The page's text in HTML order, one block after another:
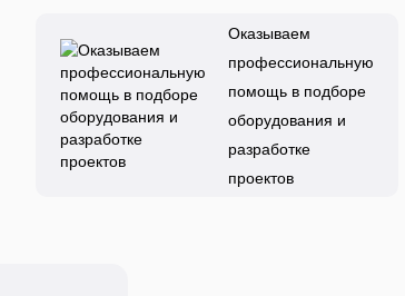
Оказываем
профессиональную
помощь в подборе
оборудования и
разработке
проектов